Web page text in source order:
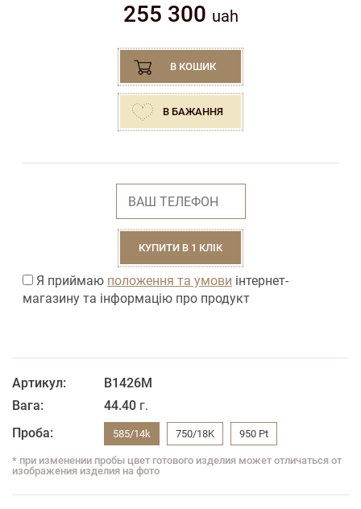
255 300 uah
В КОШИК
В БАЖАННЯ
КУПИТИ В 1 КЛІК
Я приймаю положення та умови інтернет-
магазину та інформацію про продукт
Артикул:
В1426М
Вага:
44.40 г.
Проба:
585/14k 750/18K 950 Pt
* при изменении пробы цвет готового изделия может отличаться от
изображения изделия на фото